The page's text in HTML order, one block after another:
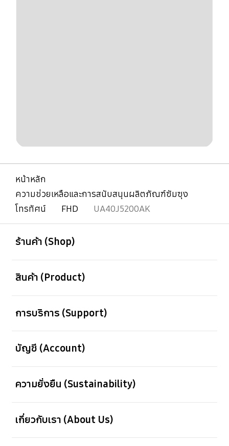
หน้าหลัก
ความช่วยเหลือและการสนับสนุนผลิตภัณฑ์ซัมซุง
โทรทัศน์
FHD UA40J5200AK
ร้านค้า (Shop)
สินค้า (Product)
การบริการ (Support)
บัญชี (Account)
ความยั่งยืน (Sustainability)
เกี่ยวกับเรา (About Us)